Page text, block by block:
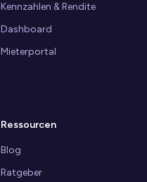
Kennzahlen & Rendite
Dashboard
Mieterportal
Ressourcen
Blog
Ratgeber